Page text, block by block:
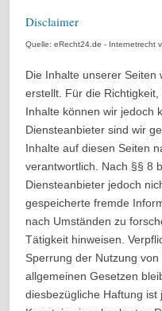
Disclaimer
Quelle: eRecht24.de - Internetrecht
Die Inhalte unserer
erstellt. Für die
Inhalte können wir jedoch
Diensteanbieter sind wir
Inhalte auf diesen Seiten
verantwortlich. Nach §§ 8
Diensteanbieter jedoch
gespeicherte fremde
nach Umständen zu
Tätigkeit hinweisen.
Sperrung der Nutzung
allgemeinen Gesetzen
diesbezügliche Haftung